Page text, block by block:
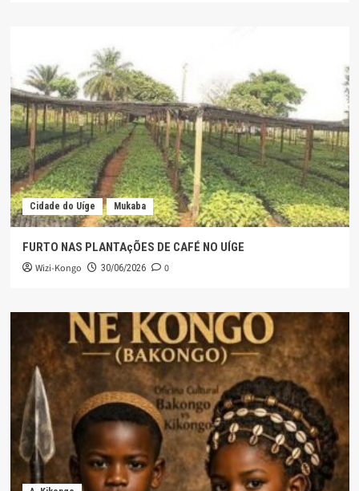
Cidade do Uíge Mukaba
FURTO NAS PLANTAçÕES DE CAFÉ NO UÍGE
Wizi-Kongo 30/06/2026 0